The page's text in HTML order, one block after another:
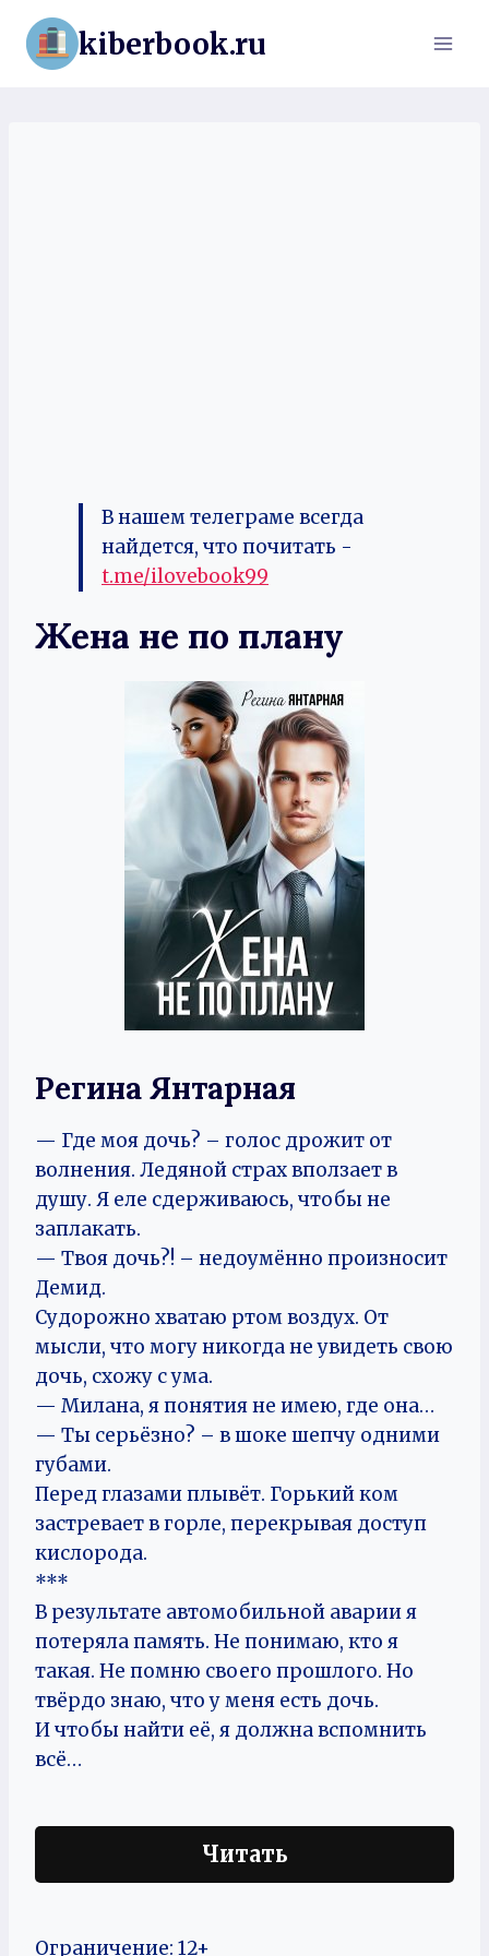
Перейти
содержимому
kiberbook.ru
В нашем телеграме всегда
найдется, что почитать -
t.me/ilovebook99
Жена не по плану
Регина Янтарная
— Где моя дочь? – голос дрожит от
волнения. Ледяной страх вползает в
душу. Я еле сдерживаюсь, чтобы не
заплакать.
— Твоя дочь?! – недоумённо произносит
Демид.
Судорожно хватаю ртом воздух. От
мысли, что могу никогда не увидеть свою
дочь, схожу с ума.
— Милана, я понятия не имею, где она…
— Ты серьёзно? – в шоке шепчу одними
губами.
Перед глазами плывёт. Горький ком
застревает в горле, перекрывая доступ
кислорода.
***
В результате автомобильной аварии я
потеряла память. Не понимаю, кто я
такая. Не помню своего прошлого. Но
твёрдо знаю, что у меня есть дочь.
И чтобы найти её, я должна вспомнить
всё…
Читать
Ограничение: 12+